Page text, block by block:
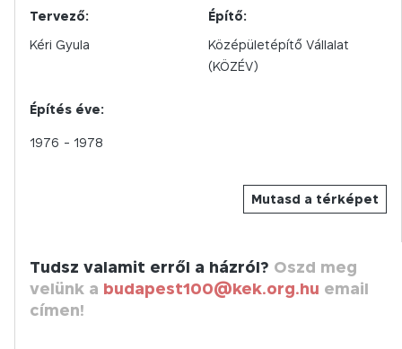
Mutasd a térképet
Tervező:
Kéri Gyula
Építő:
Középületépítő Vállalat
(KÖZÉV)
Építés éve:
1976 - 1978
Tudsz valamit erről a házról? Oszd meg
velünk a budapest100@kek.org.hu email
címen!